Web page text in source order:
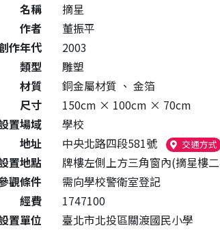
名稱
摘星
作者
董振平
作年代
2003
類型
雕塑
材質
銅金屬材質 、 金箔
尺寸
150cm × 100cm × 70cm
置場域
學校
地址
中央北路四段581號 交通方式
置地點
牌樓左側上方三角窗內(摘星樓
觀條件
需向學校警衛室登記
經費
1747100
置單位
臺北市北投區關渡國民小學